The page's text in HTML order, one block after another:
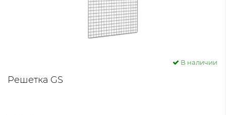
В наличии
Решетка GS